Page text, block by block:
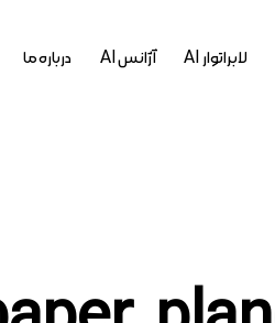
لابراتوار AI آژانس AI درباره ما